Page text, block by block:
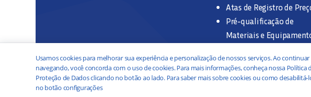
Atas de Registro de
Pré-qualificação de
Materiais e
Documentação Interna
Usamos cookies para melhorar sua experiência e personalização de nossos serviços. Ao continuar
navegando, você concorda com o uso de cookies. Para mais informações, conheça nossa Política
Proteção de Dados clicando no botão ao lado. Para saber mais sobre cookies ou como desabilitá-
no botão configurações